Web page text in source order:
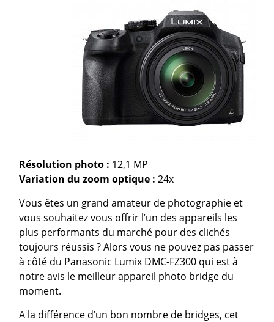
Résolution photo : 12,1 MP
Variation du zoom optique : 24x
Vous êtes un grand amateur de photographie et
vous souhaitez vous offrir l’un des appareils les
plus performants du marché pour des clichés
toujours réussis ? Alors vous ne pouvez pas passer
à côté du Panasonic Lumix DMC-FZ300 qui est à
notre avis le meilleur appareil photo bridge du
moment.
A la différence d’un bon nombre de bridges, cet